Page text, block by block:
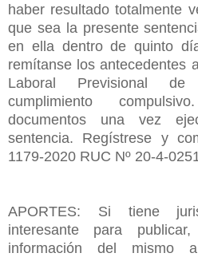
haber resultado totalmente
que sea la presente
en ella dentro de quinto
remítanse los antecedentes
Laboral Previsional
cumplimiento
documentos una vez
sentencia. Regístrese y
1179-2020 RUC Nº 20-4-
APORTES: Si tiene
interesante para
información del mismo a